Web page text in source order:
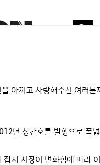
아끼고 사랑해주신 여러분
년 창간호를 발행으로 폭
잡지 시장이 변화함에 따라
> STYLE
라이빙 카 + 드
룩